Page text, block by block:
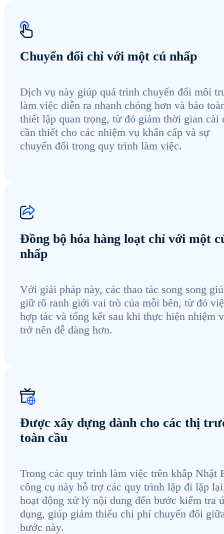
Chuyển đổi chỉ với một cú nhấp
Dịch vụ này giúp quá trình chuyển đổi môi
làm việc diễn ra nhanh chóng hơn và bảo
thiết lập quan trọng, từ đó giảm thời gian cài
cần thiết cho các nhiệm vụ khẩn cấp và sự
chuyển đổi trong quy trình làm việc.
Đồng bộ hóa hàng loạt chỉ với một
nhấp
Với giải pháp này, các thao tác song song
giữ rõ ranh giới vai trò của mỗi bên, từ đó
hợp tác và tổng kết sau khi thực hiện nhiệm
trở nên dễ dàng hơn.
Được xây dựng dành cho các thị
toàn cầu
Trong các quy trình làm việc trên khắp Nhật
công cụ này hỗ trợ các quy trình lặp đi lặp
hoạt động xử lý nội dung đến bước kiểm tra
dụng, giúp giảm thiểu chi phí chuyển đổi
bước này.